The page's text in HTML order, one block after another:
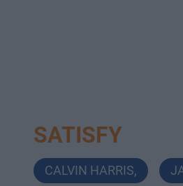
SATISFY
CALVIN HARRIS,